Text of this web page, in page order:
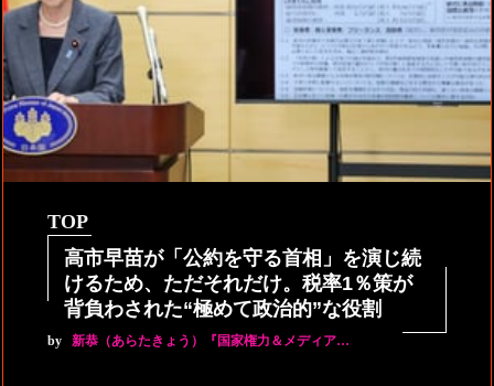
TOP
高市早苗が「公約を守る首相」を演じ続
けるため、ただそれだけ。税率1％策が
背負わされた“極めて政治的”な役割
by 新恭（あらたきょう）『国家権力＆メディア…